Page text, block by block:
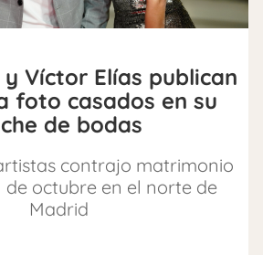
Víctor Elías publican
foto casados en su
de bodas
contrajo matrimonio
de octubre en el norte de
Madrid